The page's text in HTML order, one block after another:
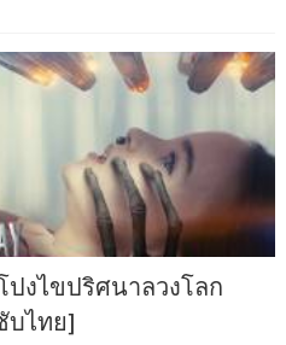
ปงไขปริศนาลวงโลก
บไทย]